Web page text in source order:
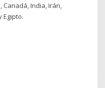
Canadá, India, Irán,
Egipto.